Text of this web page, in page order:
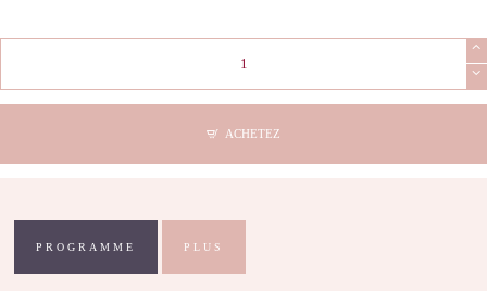
COD
ACHETEZ
PROGRAMME PLUS